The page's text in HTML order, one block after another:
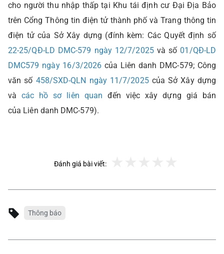
cho người thu nhập thấp tại Khu tái định cư Đại Địa Bảo
trên Cổng Thông tin điện tử thành phố và Trang thông tin
điện tử của Sở Xây dựng (đính kèm: Các Quyết định số
22-25/QĐ-LD DMC-579 ngày 12/7/2025và số 01/QĐ-LD
DMC579 ngày 16/3/2026 của Liên danh DMC-579; Công
văn số 458/SXD-QLN ngày 11/7/2025của Sở Xây dựng
vàcác hồ sơ liên quan đến việc xây dựng giá bán
của Liên danh DMC-579).
Đánh giá bài viết:
Thông báo